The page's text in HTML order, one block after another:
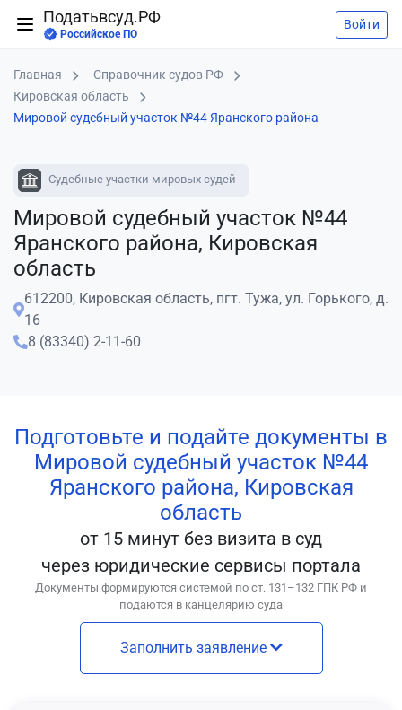
Податьвсуд.РФ
Российское ПО
Войти
Главная
Справочник судов РФ
Кировская область
Мировой судебный участок №44 Яранского района
Судебные участки мировых судей
Мировой судебный участок №44
Яранского района, Кировская
область
612200, Кировская область, пгт. Тужа, ул. Горького, д.
16
8 (83340) 2-11-60
Подготовьте и подайте документы в
Мировой судебный участок №44
Яранского района, Кировская
область
от 15 минут без визита в суд
через юридические сервисы портала
Документы формируются системой по ст. 131–132 ГПК РФ и
подаются в канцелярию суда
Заполнить заявление